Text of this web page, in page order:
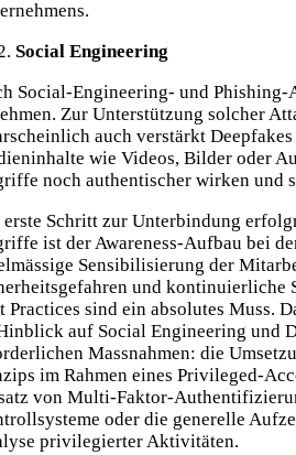
Social Engineering
Social-Engineering- und
Zur Unterstützung solcher
auch verstärkt
wie Videos, Bilder oder
noch authentischer wirken und
erste Schritt zur Unterbindung
ist der Awareness-Aufbau bei
Sensibilisierung der
und kontinuierliche
Practices sind ein absolutes Muss.
auf Social Engineering und
Massnahmen: die
im Rahmen eines Privileged-
von Multi-Faktor-
oder die generelle
privilegierter Aktivitäten.